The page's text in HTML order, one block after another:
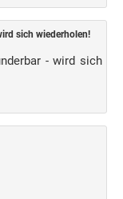
sich wiederholen!
- wird sich